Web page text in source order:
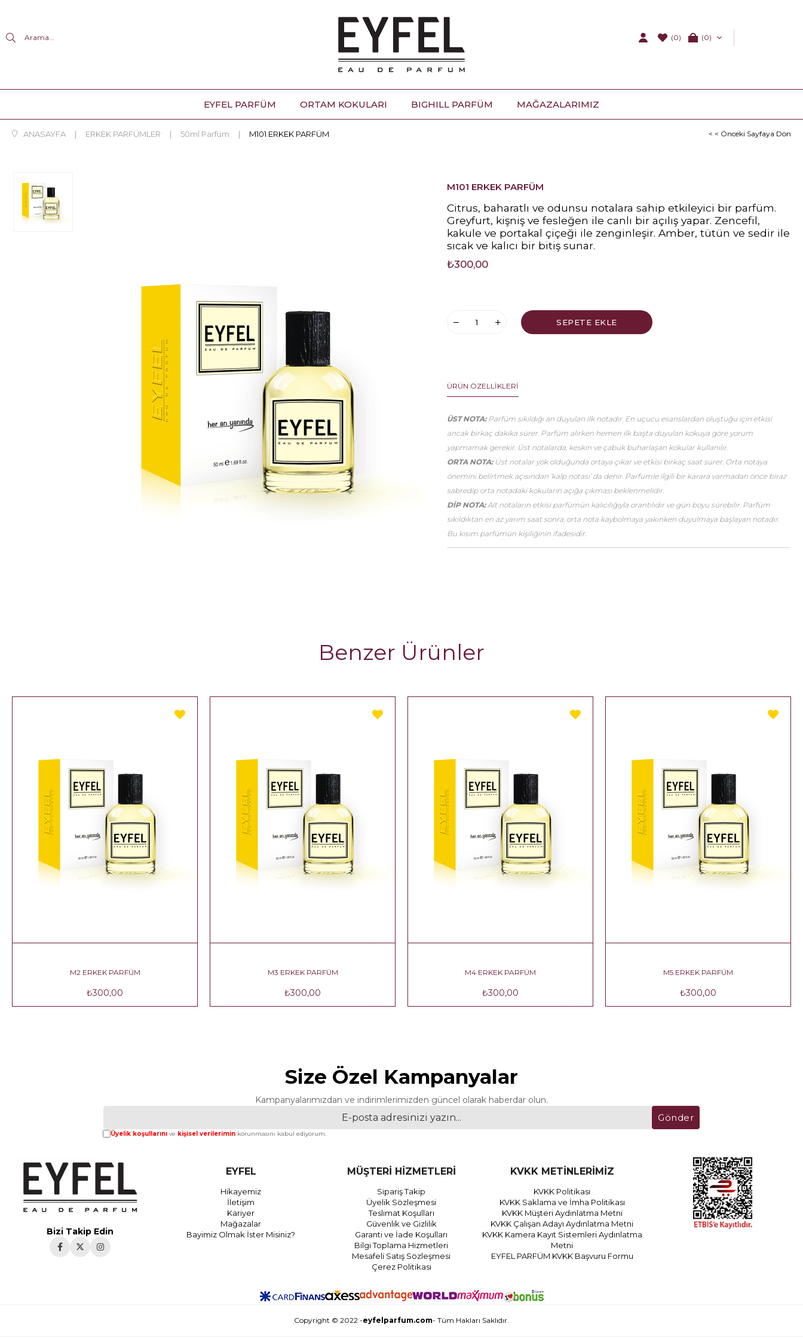
Arama... (0) 0
EYFEL PARFÜM ORTAM KOKULARI BIGHILL PARFÜM MAĞAZALARIMIZ
ANASAYFA ERKEK PARFÜMLER 50ml Parfüm M101 ERKEK PARFÜM < < Önceki Sayfaya Dön
M101 ERKEK PARFÜM
Citrus, baharatlı ve odunsu notalara sahip etkileyici bir parfüm.
Greyfurt, kişniş ve fesleğen ile canlı bir açılış yapar. Zencefil,
kakule ve portakal çiçeği ile zenginleşir. Amber, tütün ve sedir ile
sıcak ve kalıcı bir bitiş sunar.
₺300,00
ÜRÜN ÖZELLIKLERI
ÜST NOTA:Parfüm sıkıldığı an duyulan ilk notadır. En uçucu esanslardan oluştuğu için etkisi
ancak birkaç dakika sürer. Parfüm alırken hemen ilk başta duyulan kokuya göre yorum
yapmamak gerekir. Üst notalarda, keskin ve çabuk buharlaşan kokular kullanılır.
ORTA NOTA: Üst notalar yok olduğunda ortaya çıkar ve etkisi birkaç saat sürer. Orta notaya
önemini belirtmek açısından ‘kalp notası’ da denir. Parfümle ilgili bir karara varmadan önce biraz
sabredip orta notadaki kokuların açığa çıkması beklenmelidir.
DİP NOTA:Alt notaların etkisi parfümün kalıcılığıyla orantılıdır ve gün boyu sürebilir. Parfüm
sıkıldıktan en az yarım saat sonra, orta nota kaybolmaya yakınken duyulmaya başlayan notadır.
Bu kısım parfümün kişiliğinin ifadesidir.
Benzer Ürünler
M2 ERKEK PARFÜM
₺300,00
M3 ERKEK PARFÜM
₺300,00
M4 ERKEK PARFÜM
₺300,00
M5 ERKEK PARFÜM
₺300,00
Size Özel Kampanyalar
Kampanyalarımızdan ve indirimlerimizden güncel olarak haberdar olun.
Gönder
Üyelik koşullarını ve kişisel verilerimin korunmasını kabul ediyorum.
Bizi Takip Edin
EYFEL
Hikayemiz
İletişim
Kariyer
Mağazalar
Bayimiz Olmak İster Misiniz?
MÜŞTERİ HİZMETLERİ
Sipariş Takip
Üyelik Sözleşmesi
Teslimat Koşulları
Güvenlik ve Gizlilik
Garanti ve İade Koşulları
Bilgi Toplama Hizmetleri
Mesafeli Satış Sözleşmesi
Çerez Politikası
KVKK METİNLERİMİZ
KVKK Politikası
KVKK Saklama ve İmha Politikası
KVKK Müşteri Aydınlatma Metni
KVKK Çalışan Adayı Aydınlatma Metni
KVKK Kamera Kayıt Sistemleri Aydınlatma
Metni
EYFEL PARFÜM KVKK Başvuru Formu
Copyright © 2022 -eyfelparfum.com- Tüm Hakları Saklıdır.